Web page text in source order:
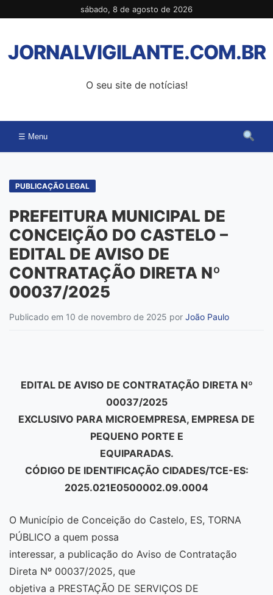
para
conteúdo
sábado, 8 de agosto de 2026
JORNALVIGILANTE.COM.BR
O seu site de notícias!
☰ Menu
PUBLICAÇÃO LEGAL
PREFEITURA MUNICIPAL DE
CONCEIÇÃO DO CASTELO –
EDITAL DE AVISO DE
CONTRATAÇÃO DIRETA Nº
00037/2025
Publicado em 10 de novembro de 2025 por João Paulo
EDITAL DE AVISO DE CONTRATAÇÃO DIRETA Nº
00037/2025
EXCLUSIVO PARA MICROEMPRESA, EMPRESA DE
PEQUENO PORTE E
EQUIPARADAS.
CÓDIGO DE IDENTIFICAÇÃO CIDADES/TCE-ES:
2025.021E0500002.09.0004
O Município de Conceição do Castelo, ES, TORNA
PÚBLICO a quem possa
interessar, a publicação do Aviso de Contratação
Direta Nº 00037/2025, que
objetiva a PRESTAÇÃO DE SERVIÇOS DE